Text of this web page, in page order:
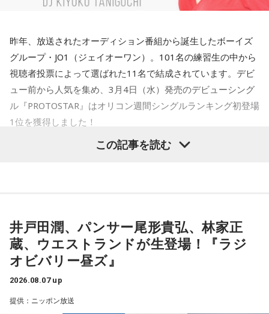
昨年、放送されたオーディション番組から誕生したボーイズ
グループ・JO1（ジェイオーワン）。101名の練習生の中から
視聴者投票によって選ばれた11名で結成されています。デビ
ュー前から人気を集め、3月4日（水）発売のデビューシング
ル『PROTOSTAR』はオリコン週間シングルランキング初登場
1位を獲得しました！
そんなJO1のメンバーから鶴房汐恩（つるぼうしおん）さん、
行った韓国合宿について語りました。（α-STATION FM京都
『KP CONNECTION』3月15日（日）放送分）
この記事を読む
井戸田潤、パンサー尾形貴弘、林家正
蔵、ウエストランドが生登場！『ラジ
オビバリー昼ズ』
2026.08.07 up
提供：ニッポン放送